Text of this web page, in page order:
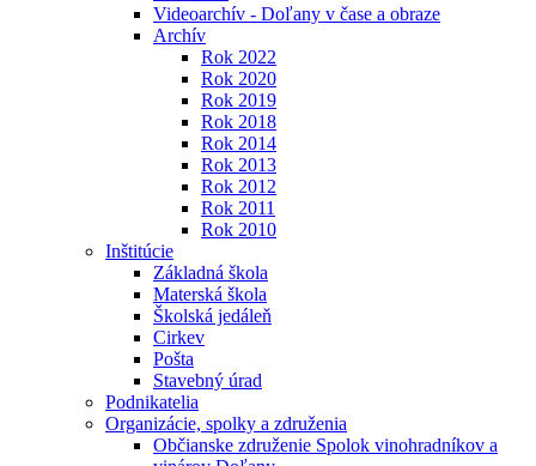
Videoarchív - Doľany v čase a obraze
Archív
Rok 2022
Rok 2020
Rok 2019
Rok 2018
Rok 2014
Rok 2013
Rok 2012
Rok 2011
Rok 2010
Inštitúcie
Základná škola
Materská škola
Školská jedáleň
Cirkev
Pošta
Stavebný úrad
Podnikatelia
Organizácie, spolky a združenia
Občianske združenie Spolok vinohradníkov a